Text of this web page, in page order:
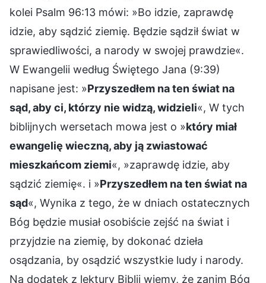
kolei Psalm 96:13 mówi: »Bo idzie, zaprawdę
idzie, aby sądzić ziemię. Będzie sądził świat w
sprawiedliwości, a narody w swojej prawdzie«.
W Ewangelii według Świętego Jana (9:39)
napisane jest: »Przyszedłem na ten świat na
sąd, aby ci, którzy nie widzą, widzieli«, W tych
biblijnych wersetach mowa jest o »który miał
ewangelię wieczną, aby ją zwiastować
mieszkańcom ziemi«, »zaprawdę idzie, aby
sądzić ziemię«. i »Przyszedłem na ten świat na
sąd«, Wynika z tego, że w dniach ostatecznych
Bóg będzie musiał osobiście zejść na świat i
przyjdzie na ziemię, by dokonać dzieła
osądzania, by osądzić wszystkie ludy i narody.
Na dodatek z lektury Biblii wiemy, że zanim Bóg